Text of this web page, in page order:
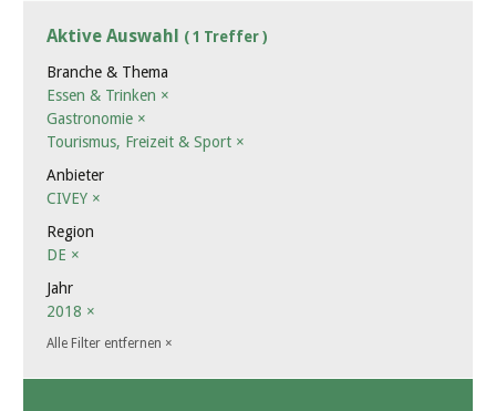
Aktive Auswahl ( 1 Treffer )
Branche & Thema
Essen & Trinken ×
Gastronomie ×
Tourismus, Freizeit & Sport ×
Anbieter
CIVEY ×
Region
DE ×
Jahr
2018 ×
Alle Filter entfernen ×